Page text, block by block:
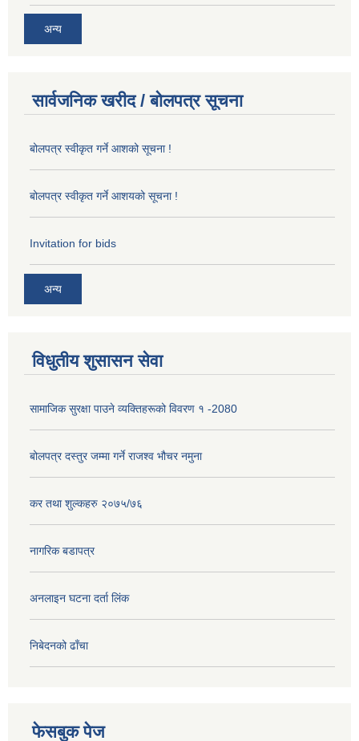
अन्य
सार्वजनिक खरीद / बोलपत्र सूचना
बोलपत्र स्वीकृत गर्ने आशको सूचना !
बोलपत्र स्वीकृत गर्ने आशयको सूचना !
Invitation for bids
अन्य
विधुतीय शुसासन सेवा
सामाजिक सुरक्षा पाउने व्यक्तिहरूको विवरण १ -2080
बोलपत्र दस्तुर जम्मा गर्ने राजश्व भौचर नमुना
कर तथा शुल्कहरु २०७५/७६
नागरिक बडापत्र
अनलाइन घटना दर्ता लिंक
निबेदनको ढाँचा
फेसबुक पेज